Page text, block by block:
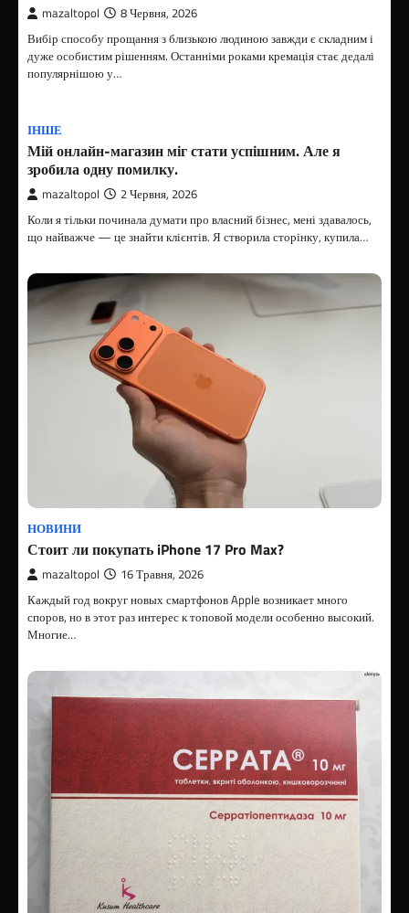
mazaltopol 8 Червня, 2026
Вибір способу прощання з близькою людиною завжди є складним і
дуже особистим рішенням. Останніми роками кремація стає дедалі
популярнішою у…
ІНШЕ
Мій онлайн-магазин міг стати успішним. Але я
зробила одну помилку.
mazaltopol 2 Червня, 2026
Коли я тільки починала думати про власний бізнес, мені здавалось,
що найважче — це знайти клієнтів. Я створила сторінку, купила…
НОВИНИ
Стоит ли покупать iPhone 17 Pro Max?
mazaltopol 16 Травня, 2026
Каждый год вокруг новых смартфонов Apple возникает много
споров, но в этот раз интерес к топовой модели особенно высокий.
Многие…